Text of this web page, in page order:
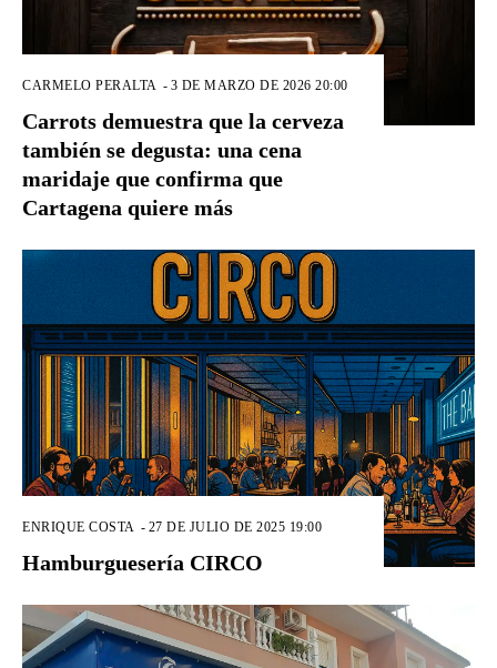
CARMELO PERALTA - 3 DE MARZO DE 2026 20:00
Carrots demuestra que la cerveza
también se degusta: una cena
maridaje que confirma que
Cartagena quiere más
ENRIQUE COSTA - 27 DE JULIO DE 2025 19:00
Hamburguesería CIRCO